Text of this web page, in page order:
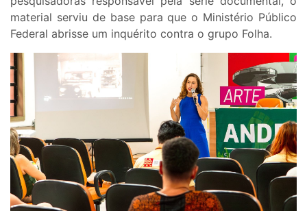
material serviu de base para que o Ministério Público
Federal abrisse um inquérito contra o grupo Folha.